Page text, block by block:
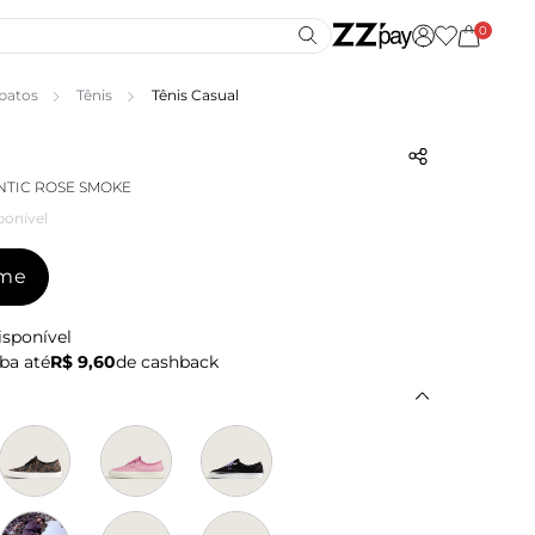
0
Tênis Tênis Casual
ROSE SMOKE
atéR$ 9,60de cashback